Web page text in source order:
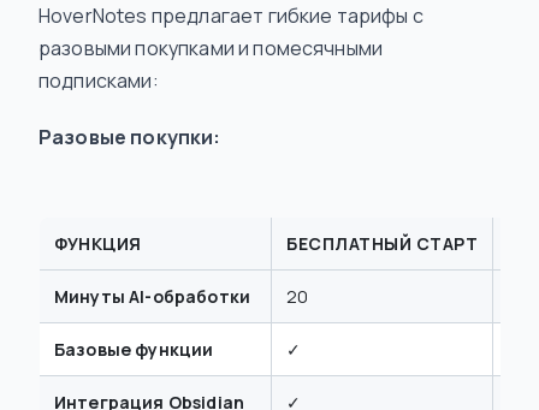
HoverNotes предлагает гибкие тарифы с
разовыми покупками и помесячными
подписками:
Разовые покупки:
ФУНКЦИЯ БЕСПЛАТНЫЙ СТАРТ
Минуты AI-обработки 20
Базовые функции ✓
Интеграция Obsidian ✓